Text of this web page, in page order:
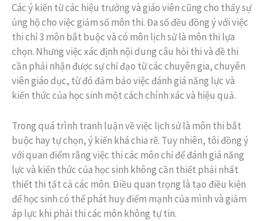
Các ý kiến từ các hiệu trưởng và giáo viên cũng cho thấy sự
ủng hộ cho việc giảm số môn thi. Đa số đều đồng ý với việc
thi chỉ 3 môn bắt buộc và có môn lịch sử là môn thi lựa
chọn. Nhưng việc xác định nội dung câu hỏi thi và đề thi
cần phải nhận được sự chỉ đạo từ các chuyên gia, chuyên
viên giáo dục, từ đó đảm bảo việc đánh giá năng lực và
kiến thức của học sinh một cách chính xác và hiệu quả.
Trong quá trình tranh luận về việc lịch sử là môn thi bắt
buộc hay tự chọn, ý kiến khá chia rẽ. Tuy nhiên, tôi đồng ý
với quan điểm rằng việc thi các môn chỉ để đánh giá năng
lực và kiến thức của học sinh không cần thiết phải nhất
thiết thi tất cả các môn. Điều quan trọng là tạo điều kiện
để học sinh có thể phát huy điểm mạnh của mình và giảm
áp lực khi phải thi các môn không tự tin.